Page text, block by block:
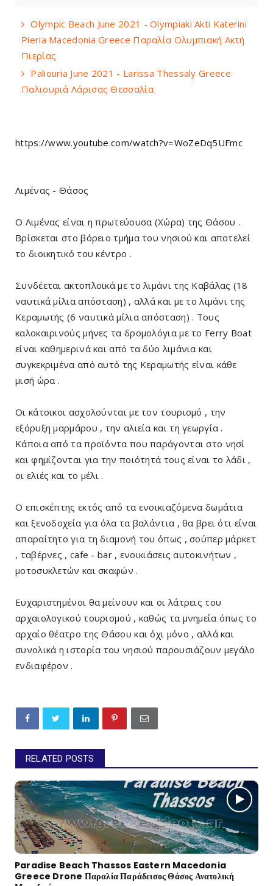
Olympic Beach June 2021 - Olympiaki Akti Katerini
Pieria Macedonia Greece Παραλία Ολυμπιακή Ακτή
Πιερίας
Paliouria June 2021 - Larissa Thessaly Greece
Παλιουριά Λάρισας Θεσσαλία
https://www.youtube.com/watch?v=WoZeDq5UFmc
Λιμένας - Θάσος
Ο Λιμένας είναι η πρωτεύουσα (Χώρα) της Θάσου .
Βρίσκεται στο βόρειο τμήμα του νησιού και αποτελεί
το διοικητικό του κέντρο .
Συνδέεται ακτοπλοϊκά με το λιμάνι της Καβάλας (18
ναυτικά μίλια απόσταση) , αλλά και με το λιμάνι της
Κεραμωτής (6 ναυτικά μίλια απόσταση) . Τους
καλοκαιρινούς μήνες τα δρομολόγια με το Ferry Boat
είναι καθημερινά και από τα δύο λιμάνια και
συγκεκριμένα από αυτό της Κεραμωτής είναι κάθε
μισή ώρα .
Οι κάτοικοι ασχολούνται με τον τουρισμό , την
εξόρυξη μαρμάρου , την αλιεία και τη γεωργία .
Κάποια από τα προϊόντα που παράγονται στο νησί
και φημίζονται για την ποιότητά τους είναι το λάδι ,
οι ελιές και το μέλι .
Ο επισκέπτης εκτός από τα ενοικιαζόμενα δωμάτια
και ξενοδοχεία για όλα τα βαλάντια , θα βρει ότι είναι
απαραίτητο για τη διαμονή του όπως , σούπερ μάρκετ
, ταβέρνες , cafe - bar , ενοικιάσεις αυτοκινήτων ,
μοτοσυκλετών και σκαφών .
Ευχαριστημένοι θα μείνουν και οι λάτρεις του
αρχαιολογικού τουρισμού , καθώς τα μνημεία όπως το
αρχαίο θέατρο της Θάσου και όχι μόνο , αλλά και
συνολικά η ιστορία του νησιού παρουσιάζουν μεγάλο
ενδιαφέρον .
RELATED POSTS
Paradise Beach Thassos Eastern Macedonia
Greece Drone Παραλία Παράδεισος Θάσος Ανατολική